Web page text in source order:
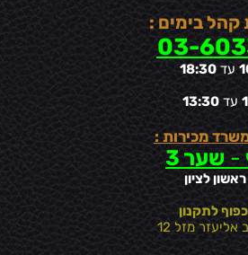
קהל בימים :
03-
עד18:30
עד13:30
מכירות :
- שער 3
לציון
לתקנון
אליעזר מזל 12